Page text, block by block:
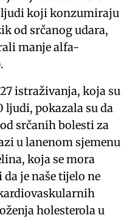
ljudi koji konzumiraju
od srčanog udara,
manje alfa-
istraživanja, koja su
ljudi, pokazala su da
srčanih bolesti za
u lanenom sjemenu
koja se mora
je naše tijelo ne
holesterola u